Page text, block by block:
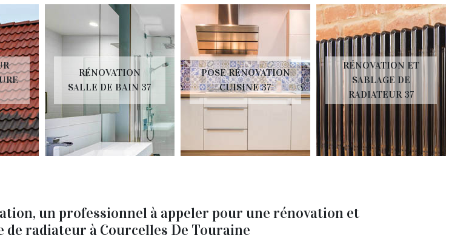
RÉNOVATION
SALLE DE BAIN 37
POSE RÉNOVATION
CUISINE 37
RÉNOVATION ET
SABLAGE DE
RADIATEUR 37
un professionnel à appeler pour une rénovation et
de radiateur à Courcelles De Touraine